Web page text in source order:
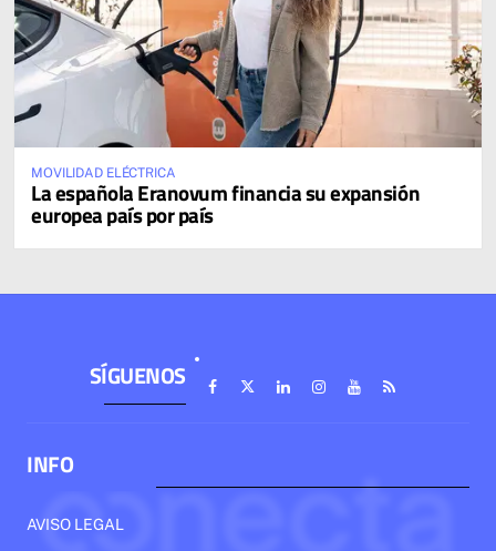
MOVILIDAD ELÉCTRICA
La española Eranovum financia su expansión
europea país por país
SÍGUENOS
INFO
AVISO LEGAL